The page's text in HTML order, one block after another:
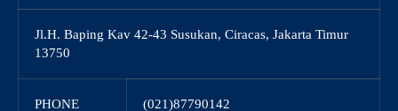
Jl.H. Baping Kav 42-43 Susukan, Ciracas, Jakarta Timur
13750
PHONE (021)87790142